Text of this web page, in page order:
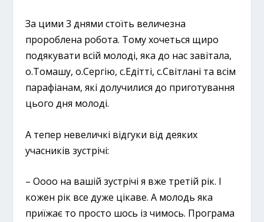
За цими 3 днями стоїть величезна
пророблена робота. Тому хочеться щиро
подякувати всій молоді, яка до нас завітала,
о.Томашу, о.Сергію, с.Едітті, с.Світлані та всім
парафіанам, які долучилися до приготування
цього дня молоді.
А тепер невеличкі відгуки від деяких
учасників зустрічі:
– Оооо на вашій зустрічі я вже третій рік. І
кожен рік все дуже цікаве. А молодь яка
приїжає то просто шось із чимось. Програма